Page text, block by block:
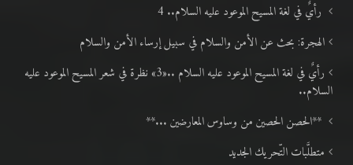
رأيٌ في لغة المسيح الموعود عليه السلام.. 4
الهجرة: بحث عن الأمن والسلام في سبيل إرساء الأمن والسلام
رأيٌ في لغة المسيح الموعود عليه السلام ..«3» نظرة في شعر المسيح الموعود عليه
السلام..
**الحصن الحصين من وساوس المعارضين ...**
متطلَّبات التّحريك الجديد